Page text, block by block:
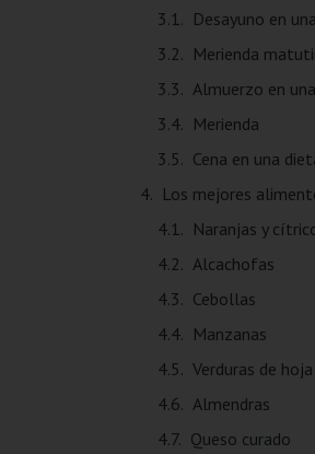
Desayuno en
Merienda
Almuerzo en
Merienda
Cena en una
Los mejores
Naranjas y
Alcachofas
Cebollas
Manzanas
Verduras de
Almendras
Queso curado